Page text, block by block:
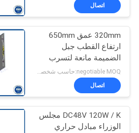
PRIVACY
POLICYمجلس الوزراء
للاتصالات في
الطلق
41
18
اتصال
320mm عمق 650mm
ارتفاع القطب جبل
الضميمة مانعة لتسرب
الماء
اتصال
DC48V 120W / K مجلس
الوزراء مبادل حراري